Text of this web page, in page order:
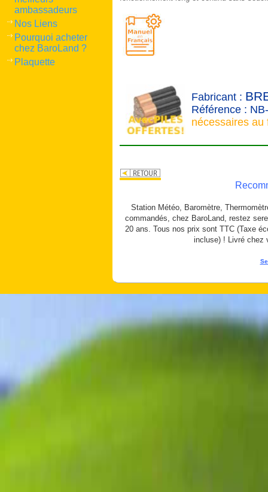
ambassadeurs
Nos Liens
Pourquoi acheter
chez BaroLand ?
Plaquette
Fabricant :
Référence :
nécessaires au
Station Météo, Baromètre,
commandés, chez BaroLand, restez
20 ans. Tous nos prix sont TTC (Taxe
incluse) ! Livré chez